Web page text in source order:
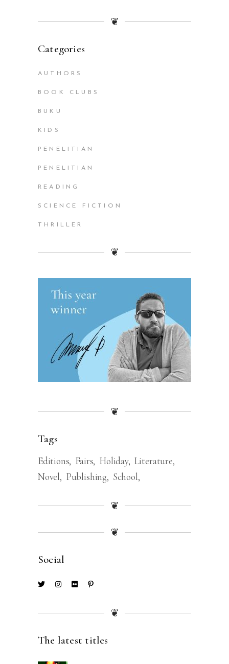
❦
Categories
AUTHORS
BOOK CLUBS
BUKU
KIDS
PENELITIAN
PENELITIAN
READING
SCIENCE FICTION
THRILLER
❦
❦
Tags
Editions Fairs Holiday Literature
Novel
Publishing School
❦
❦
Social
❦
The latest titles